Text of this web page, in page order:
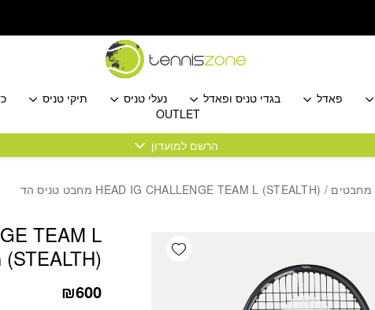
פאדל בגדי טניס ופאדל נעלי טניס תיקי טניס
OUTLET
הרשם למועדון
/ HEAD IG CHALLENGE TEAM L (STEALTH) מחבט טניס הד
TEAM L
(STEALTH) מחבט טניס הד
₪600
Add wishlist